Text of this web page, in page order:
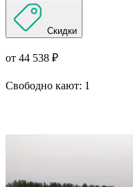
Скидки
от 44 538 ₽
Свободно кают: 1